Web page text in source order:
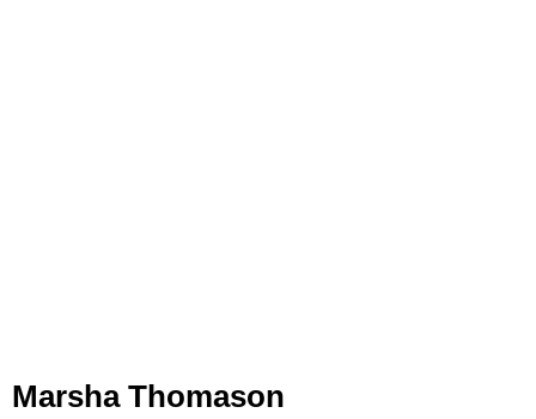
Marsha Thomason